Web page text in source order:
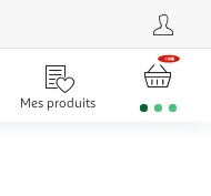
Mes produits